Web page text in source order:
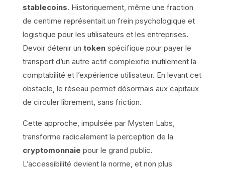
stablecoins. Historiquement, même une fraction
de centime représentait un frein psychologique et
logistique pour les utilisateurs et les entreprises.
Devoir détenir un tokenspécifique pour payer le
transport d’un autre actif complexifie inutilement la
comptabilité et l’expérience utilisateur. En levant cet
obstacle, le réseau permet désormais aux capitaux
de circuler librement, sans friction.
Cette approche, impulsée par Mysten Labs,
transforme radicalement la perception de la
cryptomonnaie pour le grand public.
L’accessibilité devient la norme, et non plus